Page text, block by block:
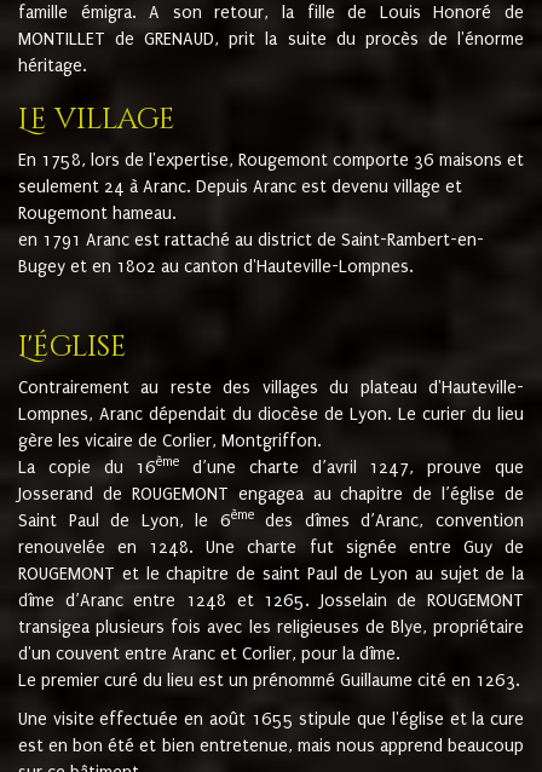
famille émigra. A son retour, la fille de Louis Honoré de
MONTILLET de GRENAUD, prit la suite du procès de l'énorme
héritage.
Le village
En 1758, lors de l'expertise, Rougemont comporte 36 maisons et
seulement 24 à Aranc. Depuis Aranc est devenu village et
Rougemont hameau.
en 1791 Aranc est rattaché au district de Saint-Rambert-en-
Bugey et en 1802 au canton d'Hauteville-Lompnes.
L'église
Contrairement au reste des villages du plateau d'Hauteville-
Lompnes, Aranc dépendait du diocèse de Lyon. Le curier du lieu
gère les vicaire de Corlier, Montgriffon.
La copie du 16ème
d’une charte d’avril 1247, prouve que
Josserand de ROUGEMONT engagea au chapitre de l’église de
Saint Paul de Lyon, le 6èmedes dîmes d’Aranc, convention
renouvelée en 1248. Une charte fut signée entre Guy de
ROUGEMONT et le chapitre de saint Paul de Lyon au sujet de la
dîme d’Aranc entre 1248 et 1265. Josselain de ROUGEMONT
transigea plusieurs fois avec les religieuses de Blye, propriétaire
d'un couvent entre Aranc et Corlier, pour la dîme.
Le premier curé du lieu est un prénommé Guillaume cité en 1263.
Une visite effectuée en août 1655 stipule que l'église et la cure
est en bon été et bien entretenue, mais nous apprend beaucoup